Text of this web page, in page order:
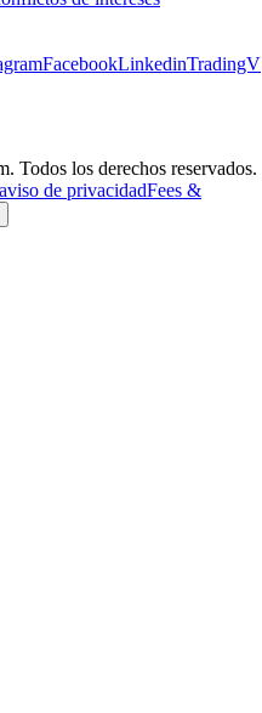
FacebookLinkedinTradingV
los derechos reservados.
aviso de privacidadFees &